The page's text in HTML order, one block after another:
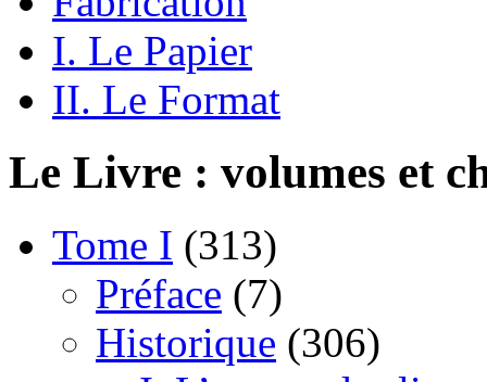
I. Le Papier
II. Le Format
Le Livre : volumes et
Tome I (313)
Préface (7)
Historique (306)